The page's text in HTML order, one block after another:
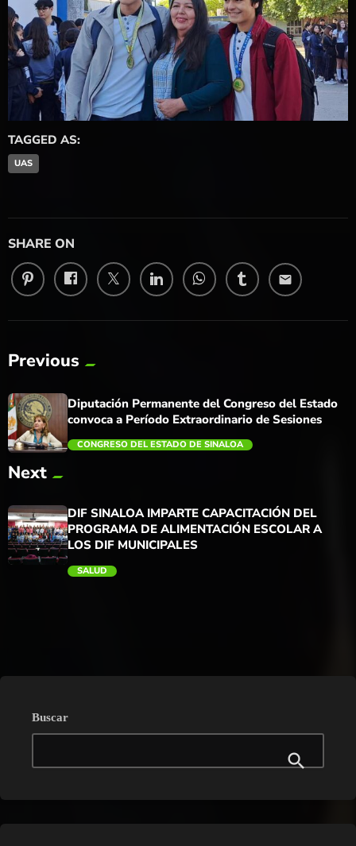
TAGGED AS:
UAS
SHARE ON
email
Previous
trending_flat
Diputación Permanente del Congreso del Estado
convoca a Período Extraordinario de Sesiones
CONGRESO DEL ESTADO DE SINALOA
Next
DIF SINALOA IMPARTE CAPACITACIÓN DEL
PROGRAMA DE ALIMENTACIÓN ESCOLAR A
LOS DIF MUNICIPALES
SALUD
Buscar